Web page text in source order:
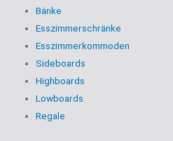
Bänke
Esszimmerschränke
Esszimmerkommoden
Sideboards
Highboards
Lowboards
Regale